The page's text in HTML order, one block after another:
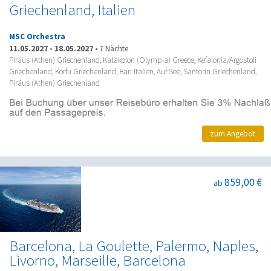
Griechenland, Italien
MSC Orchestra
11.05.2027 - 18.05.2027 • 7 Nächte
Piräus (Athen) Griechenland, Katakolon (Olympia) Greece, Kefalonia/Argostoli
Griechenland, Korfu Griechenland, Bari Italien, Auf See, Santorin Griechenland,
Piräus (Athen) Griechenland
zum Angebot
Barcelona, La Goulette, Palermo, Naples,
Livorno, Marseille, Barcelona
ab 859,00 €